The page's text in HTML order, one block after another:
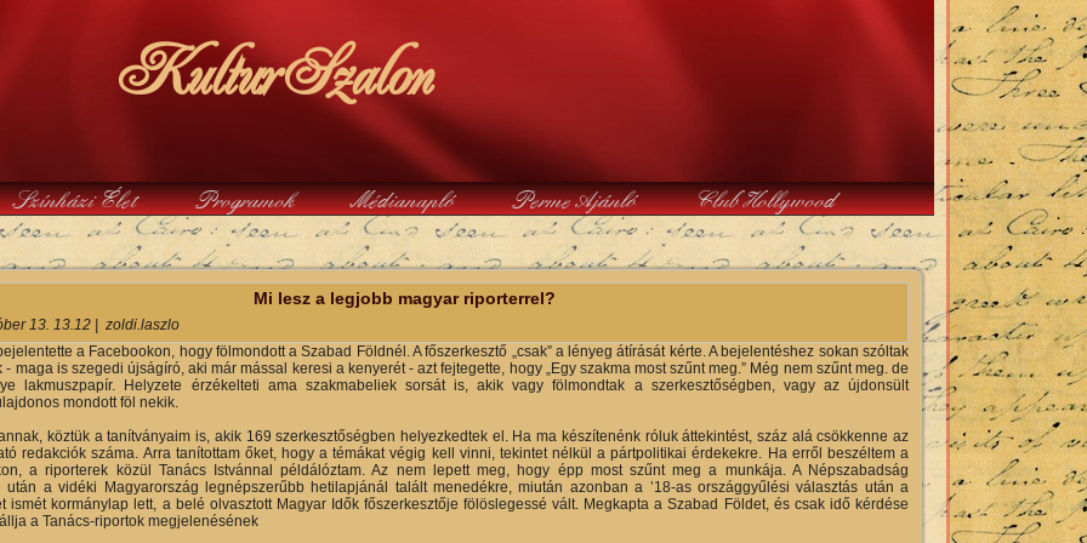
KulturSzalon
Színházi Élet Programok Médianapló Perme Ajánló Club Hollywood
Mi lesz a legjobb magyar riporterrel?
13. 13.12
zoldi.laszlo
a Facebookon, hogy fölmondott a Szabad Földnél. A főszerkesztő „csak” a lényeg átírását kérte. A bejelentéshez sokan szóltak
- maga is szegedi újságíró, aki már mással keresi a kenyerét - azt fejtegette, hogy „Egy szakma most szűnt meg.” Még nem szűnt meg. de
lakmuszpapír. Helyzete érzékelteti ama szakmabeliek sorsát is, akik vagy fölmondtak a szerkesztőségben, vagy az újdonsült
mondott föl nekik.
köztük a tanítványaim is, akik 169 szerkesztőségben helyezkedtek el. Ha ma készítenénk róluk áttekintést, száz alá csökkenne az
redakciók száma. Arra tanítottam őket, hogy a témákat végig kell vinni, tekintet nélkül a pártpolitikai érdekekre. Ha erről beszéltem a
a riporterek közül Tanács Istvánnal példálóztam. Az nem lepett meg, hogy épp most szűnt meg a munkája. A Népszabadság
után a vidéki Magyarország legnépszerűbb hetilapjánál talált menedékre, miután azonban a ’18-as országgyűlési választás után a
ismét kormánylap lett, a belé olvasztott Magyar Idők főszerkesztője fölöslegessé vált. Megkapta a Szabad Földet, és csak idő kérdése
a Tanács-riportok megjelenésének